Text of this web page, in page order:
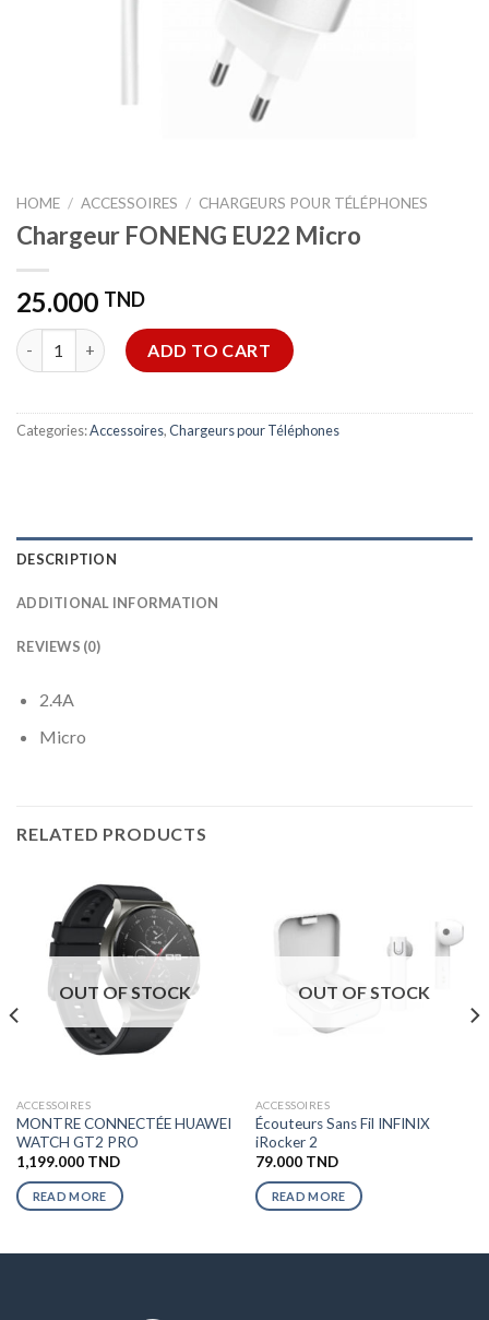
HOME / ACCESSOIRES / CHARGEURS POUR TÉLÉPHONES
Chargeur FONENG EU22 Micro
25.000 TND
Chargeur FONENG EU22 Micro quantity
ADD TO CART
Categories:Accessoires,Chargeurs pour Téléphones
DESCRIPTION
ADDITIONAL INFORMATION
REVIEWS (0)
2.4A
Micro
RELATED PRODUCTS
OUT OF STOCK
ACCESSOIRES
MONTRE CONNECTÉE HUAWEI
WATCH GT2 PRO
1,199.000 TND
READ MORE
OUT OF STOCK
ACCESSOIRES
Écouteurs Sans Fil INFINIX
iRocker 2
79.000 TND
READ MORE